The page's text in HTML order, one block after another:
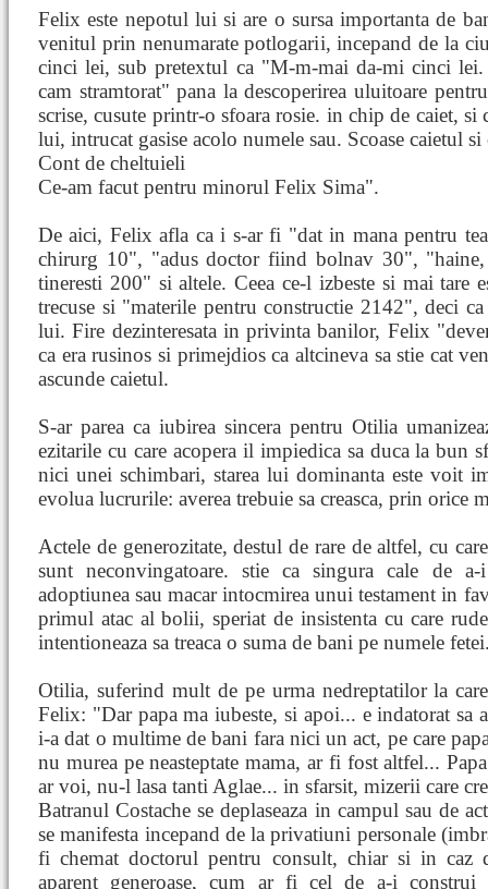
Felix este nepotul lui si are o sursa importanta de
venitul prin nenumarate potlogarii, incepand de la
cinci lei, sub pretextul ca "M-m-mai da-mi cinci
cam stramtorat" pana la descoperirea uluitoare
scrise, cusute printr-o sfoara rosie. in chip de caiet,
lui, intrucat gasise acolo numele sau. Scoase caietul
Cont de cheltuieli
Ce-am facut pentru minorul Felix Sima".
De aici, Felix afla ca i s-ar fi "dat in mana pentru
chirurg 10", "adus doctor fiind bolnav 30",
tineresti 200" si altele. Ceea ce-l izbeste si mai tare
trecuse si "materile pentru constructie 2142", deci
lui. Fire dezinteresata in privinta banilor, Felix
ca era rusinos si primejdios ca altcineva sa stie cat
ascunde caietul.
S-ar parea ca iubirea sincera pentru Otilia
ezitarile cu care acopera il impiedica sa duca la bun
nici unei schimbari, starea lui dominanta este voit
evolua lucrurile: averea trebuie sa creasca, prin orice
Actele de generozitate, destul de rare de altfel, cu
sunt neconvingatoare. stie ca singura cale de
adoptiunea sau macar intocmirea unui testament in
primul atac al bolii, speriat de insistenta cu care
intentioneaza sa treaca o suma de bani pe numele
Otilia, suferind mult de pe urma nedreptatilor la
Felix: "Dar papa ma iubeste, si apoi... e indatorat sa
i-a dat o multime de bani fara nici un act, pe care
nu murea pe neasteptate mama, ar fi fost altfel...
ar voi, nu-l lasa tanti Aglae... in sfarsit, mizerii care
Batranul Costache se deplaseaza in campul sau de
se manifesta incepand de la privatiuni personale
fi chemat doctorul pentru consult, chiar si in caz
aparent generoase, cum ar fi cel de a-i